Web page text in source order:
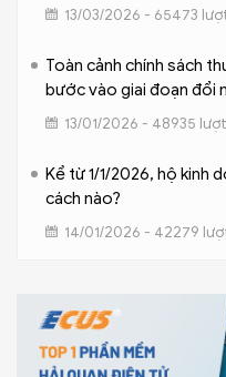
13/03/2026 - 65473
Toàn cảnh chính sách
bước vào giai đoạn đổi
13/01/2026 - 48935
Kể từ 1/1/2026, hộ kinh
cách nào?
14/01/2026 - 42279